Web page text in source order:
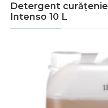
Detergent
Intenso 10 L